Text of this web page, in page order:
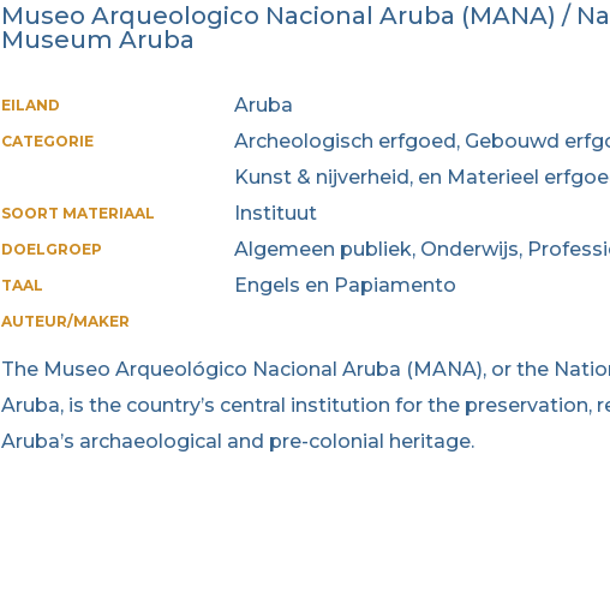
Museo Arqueologico Nacional Aruba (MANA) /
Museum Aruba
EILAND Aruba
CATEGORIE
Archeologisch erfgoed, Gebouwd
Kunst & nijverheid, en Materieel
SOORT MATERIAAL Instituut
DOELGROEP Algemeen publiek, Onderwijs,
TAAL Engels en Papiamento
AUTEUR/MAKER
The Museo Arqueológico Nacional Aruba (MANA), or the
Aruba, is the country’s central institution for the preservation,
Aruba’s archaeological and pre-colonial heritage.